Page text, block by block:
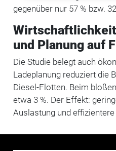
gegenüber nur 57 % bzw.
und Planung auf
Die Studie belegt auch
Ladeplanung reduziert die
Diesel-Flotten. Beim
etwa 3 %. Der Effekt:
Auslastung und